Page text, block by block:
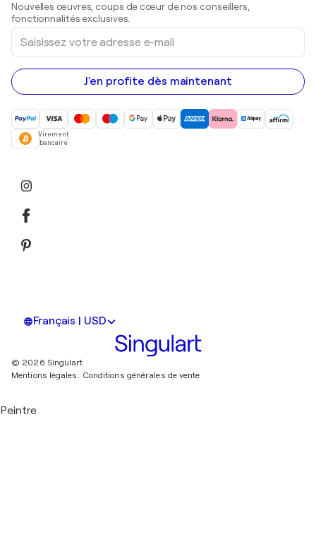
Peintures acryliques
Nouvelles œuvres, coups de cœur de nos conseillers,
fonctionnalités exclusives.
Saisissez
votre
adresse
e-
mail
J'en profite dès maintenant
Virement
bancaire
Français | USD
© 2026 Singulart
Mentions légales. Conditions générales de vente
Peintre